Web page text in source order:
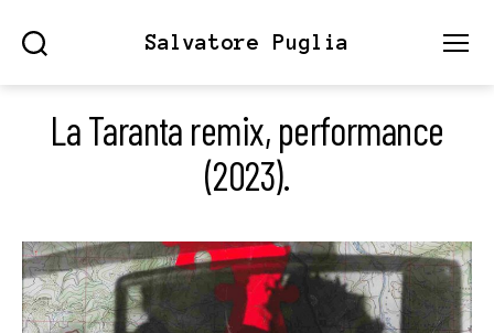
Salvatore Puglia
La Taranta remix, performance
(2023).